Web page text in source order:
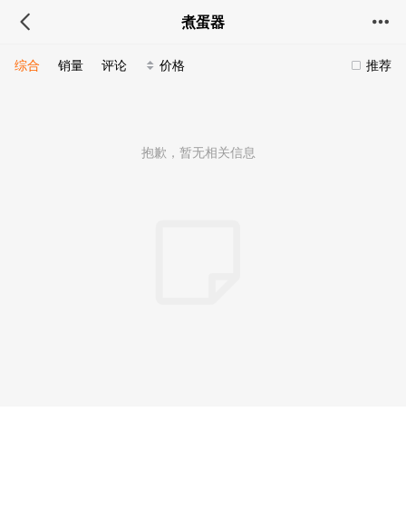
煮蛋器
推荐
综合 销量 评论 价格
抱歉，暂无相关信息